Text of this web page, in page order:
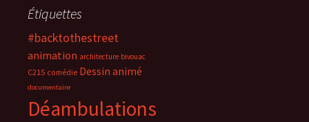
Étiquettes
#backtothestreet
animation architecture bivouac
C215 comédie Dessin animé
documentaire
Déambulations